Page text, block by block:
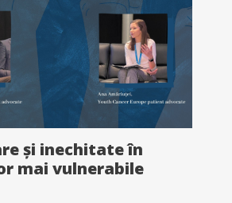
și inechitate în
mai vulnerabile